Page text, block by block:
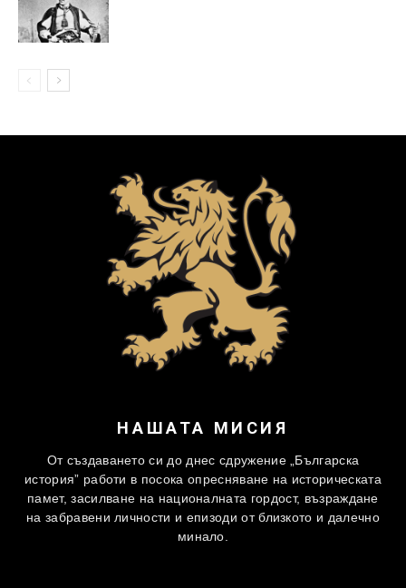
НАШАТА МИСИЯ
От създаването си до днес сдружение „Българска
история” работи в посока опресняване на историческата
памет, засилване на националната гордост, възраждане
на забравени личности и епизоди от близкото и далечно
минало.